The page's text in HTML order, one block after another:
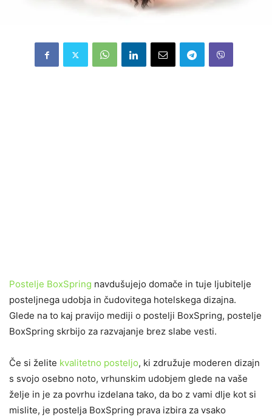
Postelje BoxSpring navdušujejo domače in tuje ljubitelje
posteljnega udobja in čudovitega hotelskega dizajna.
Glede na to kaj pravijo mediji o postelji BoxSpring, postelje
BoxSpring skrbijo za razvajanje brez slabe vesti.
Če si želite kvalitetno posteljo, ki združuje moderen dizajn
s svojo osebno noto, vrhunskim udobjem glede na vaše
želje in je za povrhu izdelana tako, da bo z vami dlje kot si
mislite, je postelja BoxSpring prava izbira za vsako